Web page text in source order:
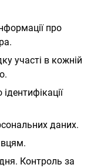
про
участі в кожній
даних.
Контроль за